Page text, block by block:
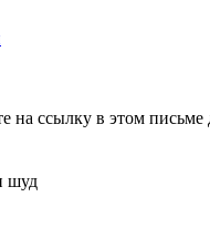
на ссылку в этом письме
шуд